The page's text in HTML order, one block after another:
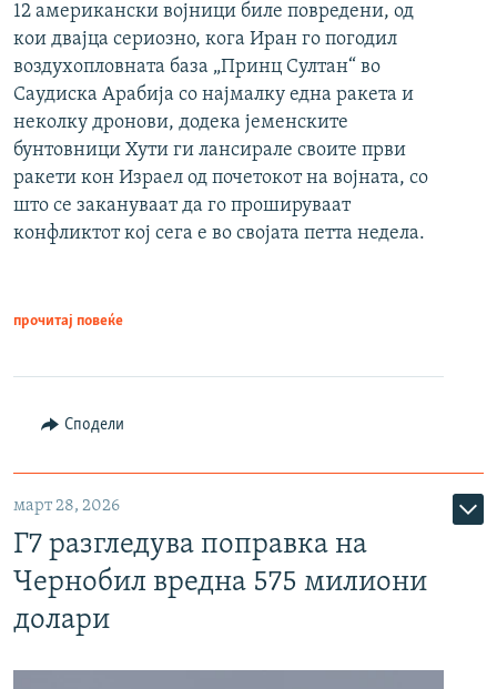
12 американски војници биле повредени, од
кои двајца сериозно, кога Иран го погодил
воздухопловната база „Принц Султан“ во
Саудиска Арабија со најмалку една ракета и
неколку дронови, додека јеменските
бунтовници Хути ги лансирале своите први
ракети кон Израел од почетокот на војната, со
што се закануваат да го прошируваат
конфликтот кој сега е во својата петта недела.
прочитај повеќе
Сподели
март 28, 2026
Г7 разгледува поправка на
Чернобил вредна 575 милиони
долари